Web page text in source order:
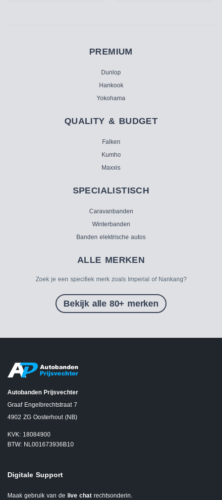
PREMIUM
Dunlop
Hankook
Yokohama
QUALITY & BUDGET
Falken
Kumho
Maxxis
SPECIALISTISCH
Caravanbanden
Winterbanden
Banden elektrische autos
ALLE MERKEN
Zoek je een specifiek merk zoals Imperial of Nankang?
Bekijk alle 80+ merken
Autobanden Prijsvechter
Graaf Engelbrechtstraat 7
4902 ZG Oosterhout (NB)
KVK: 18084900
BTW: NL001673936B10
Digitale Support
Maak gebruik van de live chat rechtsonderin.